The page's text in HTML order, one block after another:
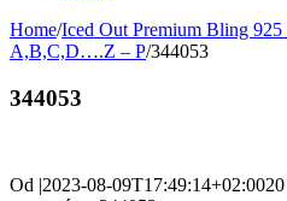
Home/Iced Out Premium Bling
A,B,C,D….Z – P/344053
344053
Od |2023-08-09T17:49:14+02:00